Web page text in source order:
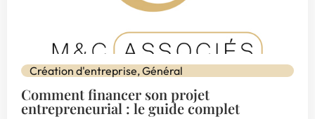
Création d'entreprise,Général
Comment financer son projet
entrepreneurial : le guide complet